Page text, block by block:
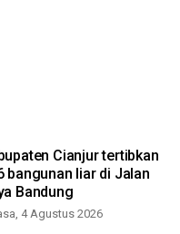
Cianjur tertibkan
bangunan liar di Jalan
Bandung
4 Agustus 2026